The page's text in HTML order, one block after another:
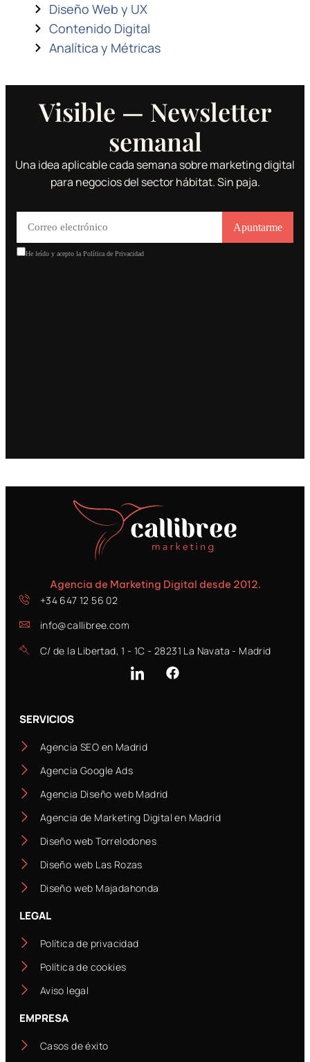
Diseño Web y UX
Contenido Digital
Analítica y Métricas
Visible — Newsletter
semanal
Una idea aplicable cada semana sobre marketing digital
para negocios del sector hábitat. Sin paja.
Agencia de Marketing Digital desde 2012.
+34 647 12 56 02
info@callibree.com
C/ de la Libertad, 1 - 1C - 28231 La Navata - Madrid
SERVICIOS
Agencia SEO en Madrid
Agencia Google Ads
Agencia Diseño web Madrid
Agencia de Marketing Digital en Madrid
Diseño web Torrelodones
Diseño web Las Rozas
Diseño web Majadahonda
LEGAL
Política de privacidad
Política de cookies
Aviso legal
EMPRESA
Casos de éxito